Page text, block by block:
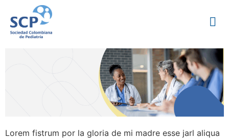
Lorem fistrum por la gloria de mi madre esse jarl aliqua